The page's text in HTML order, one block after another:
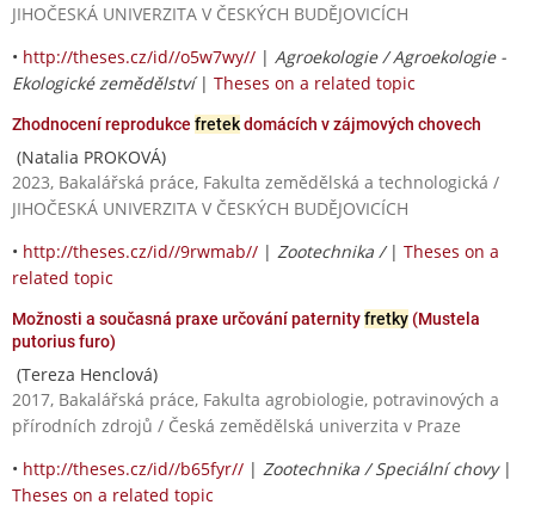
JIHOČESKÁ UNIVERZITA V ČESKÝCH BUDĚJOVICÍCH
• http://theses.cz/id//o5w7wy// | Agroekologie / Agroekologie -
Ekologické zemědělství| Theses on a related topic
Zhodnocení reprodukce fretekdomácích v zájmových chovech
(Natalia PROKOVÁ)
2023, Bakalářská práce, Fakulta zemědělská a technologická /
JIHOČESKÁ UNIVERZITA V ČESKÝCH BUDĚJOVICÍCH
• http://theses.cz/id//9rwmab// | Zootechnika / | Theses on a
related topic
Možnosti a současná praxe určování paternityfretky (Mustela
putorius furo)
(Tereza Henclová)
2017, Bakalářská práce, Fakulta agrobiologie, potravinových a
přírodních zdrojů / Česká zemědělská univerzita v Praze
• http://theses.cz/id//b65fyr// | Zootechnika / Speciální chovy|
Theses on a related topic